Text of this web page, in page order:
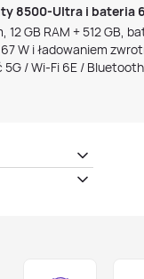
8500‑Ultra i bateria
12 GB RAM + 512 GB,
W i ładowaniem
5G / Wi‑Fi 6E /